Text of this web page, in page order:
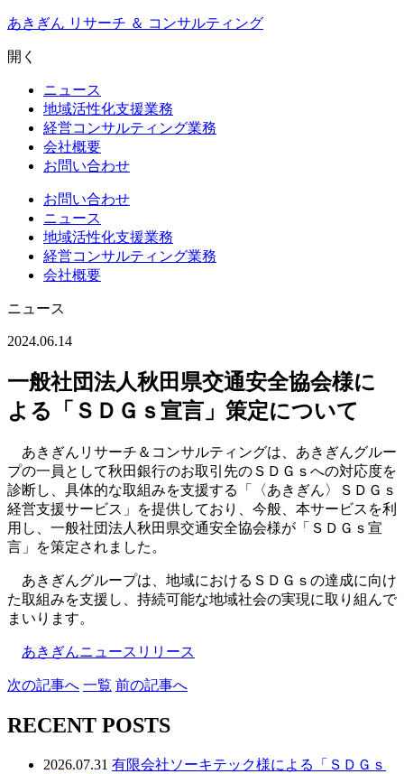
Skip
content
あきぎん リサーチ ＆ コンサルティング
開く
ニュース
地域活性化支援業務
経営コンサルティング業務
会社概要
お問い合わせ
お問い合わせ
ニュース
地域活性化支援業務
経営コンサルティング業務
会社概要
ニュース
2024.06.14
一般社団法人秋田県交通安全協会様に
よる「ＳＤＧｓ宣言」策定について
あきぎんリサーチ＆コンサルティングは、あきぎんグルー
プの一員として秋田銀行のお取引先のＳＤＧｓへの対応度を
診断し、具体的な取組みを支援する「〈あきぎん〉ＳＤＧｓ
経営支援サービス」を提供しており、今般、本サービスを利
用し、一般社団法人秋田県交通安全協会様が「ＳＤＧｓ宣
言」を策定されました。
あきぎんグループは、地域におけるＳＤＧｓの達成に向け
た取組みを支援し、持続可能な地域社会の実現に取り組んで
まいります。
あきぎんニュースリリース
次の記事へ 一覧 前の記事へ
RECENT POSTS
2026.07.31 有限会社ソーキテック様による「ＳＤＧｓ